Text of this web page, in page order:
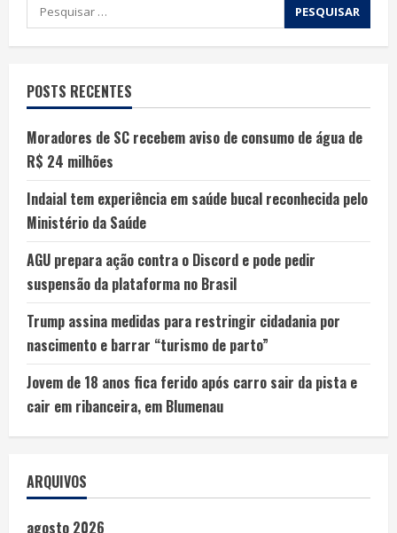
POSTS RECENTES
Moradores de SC recebem aviso de consumo de água de
R$ 24 milhões
Indaial tem experiência em saúde bucal reconhecida pelo
Ministério da Saúde
AGU prepara ação contra o Discord e pode pedir
suspensão da plataforma no Brasil
Trump assina medidas para restringir cidadania por
nascimento e barrar “turismo de parto”
Jovem de 18 anos fica ferido após carro sair da pista e
cair em ribanceira, em Blumenau
ARQUIVOS
agosto 2026